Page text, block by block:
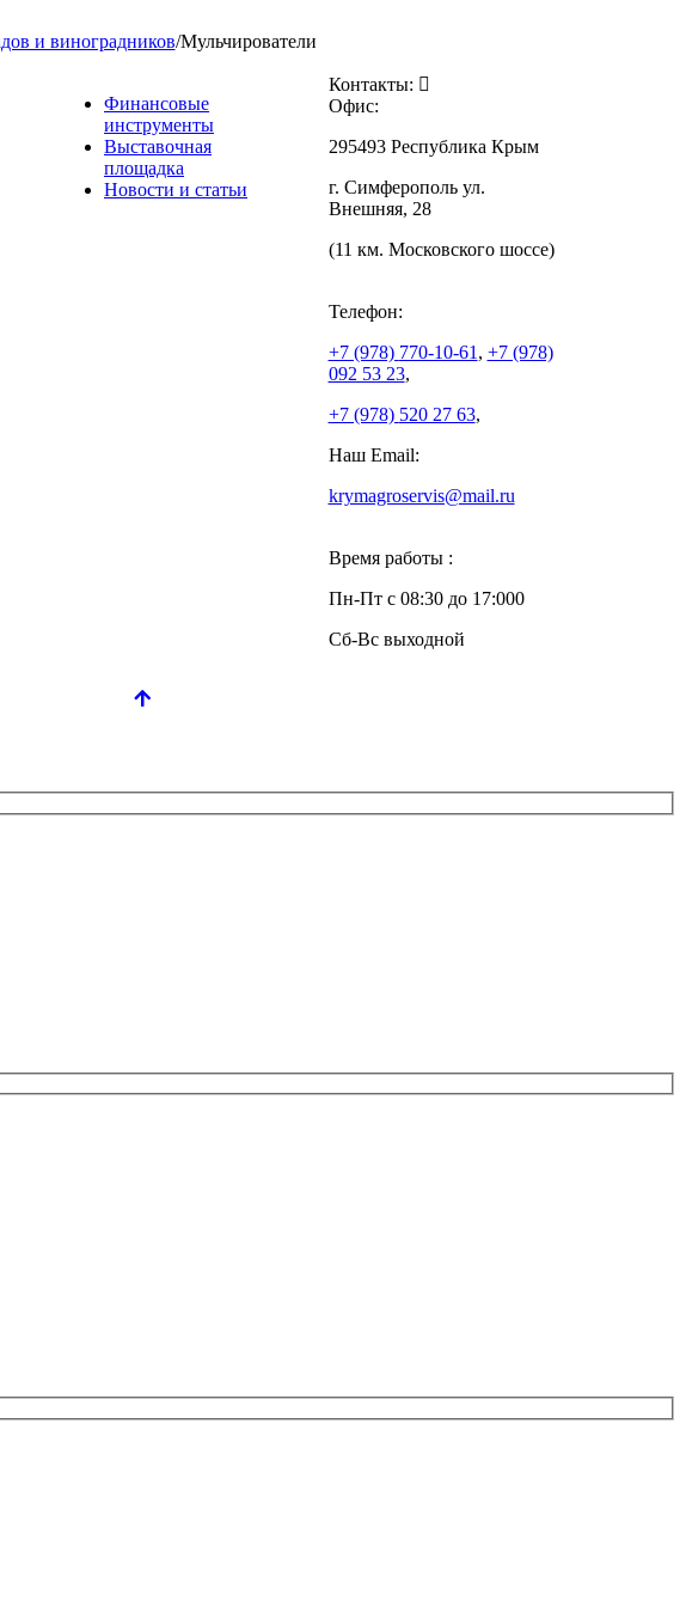
и виноградников/Мульчирователи
Финансовые
инструменты
Выставочная
площадка
Новости и статьи
Контакты:
Офис:
295493 Республика Крым
г. Симферополь ул.
Внешняя, 28
(11 км. Московского шоссе)
Телефон:
+7 (978) 770-10-61 , +7 (978)
092 53 23,
+7 (978) 520 27 63,
Наш Email:
krymagroservis@mail.ru
Время работы :
Пн-Пт с 08:30 до 17:000
Сб-Вс выходной